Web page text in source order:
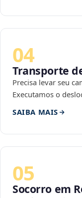
04
Transporte
Precisa levar seu
Executamos o
SAIBA MAIS
05
Socorro em